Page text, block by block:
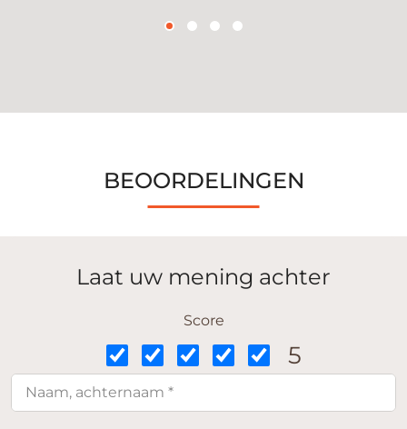
BEOORDELINGEN
Laat uw mening achter
Score
5